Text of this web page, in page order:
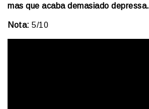
mas que acaba demasiado depressa.
Nota: 5/10